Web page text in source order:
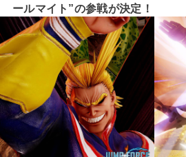
ールマイト”の参戦が決定！